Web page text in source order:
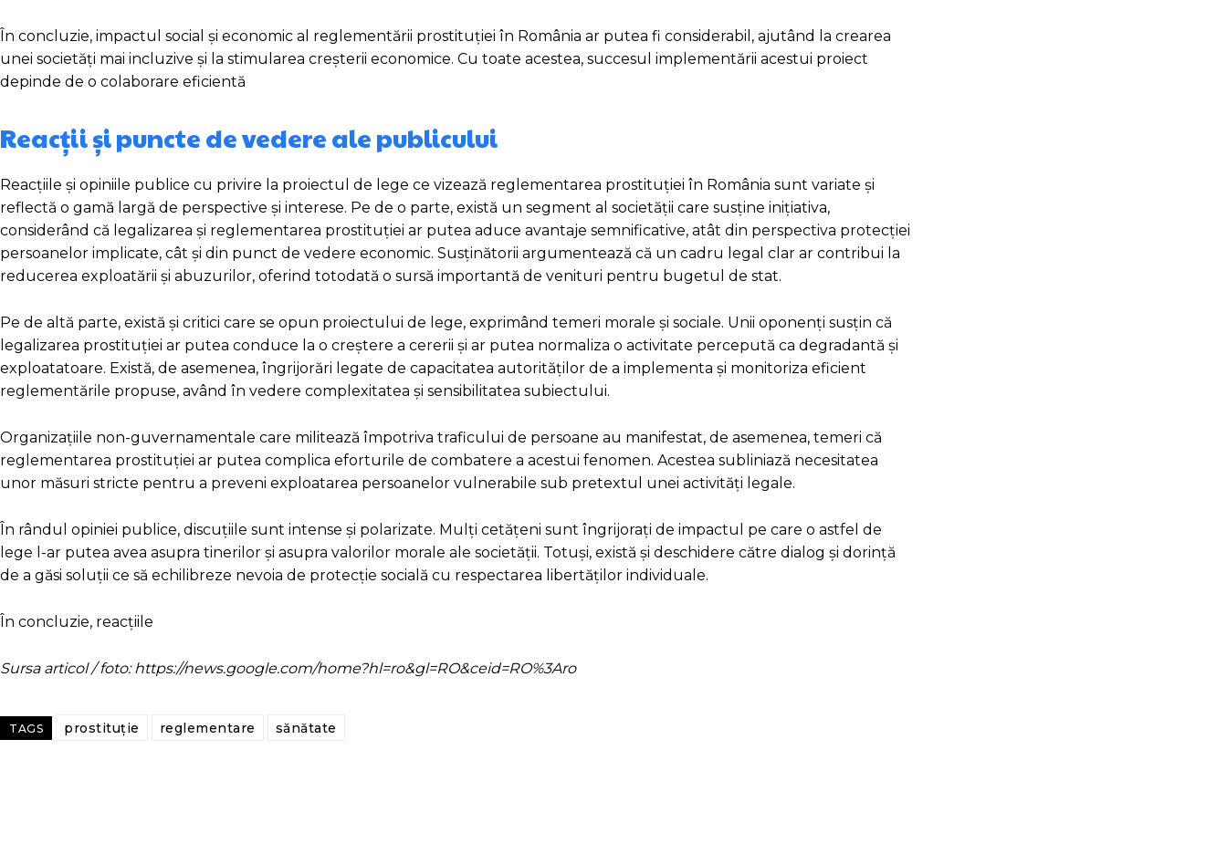
În concluzie, impactul social și economic al reglementării prostituției în România ar putea fi considerabil, ajutând la crearea
unei societăți mai incluzive și la stimularea creșterii economice. Cu toate acestea, succesul implementării acestui proiect
depinde de o colaborare eficientă
Reacții și puncte de vedere ale publicului
Reacțiile și opiniile publice cu privire la proiectul de lege ce vizează reglementarea prostituției în România sunt variate și
reflectă o gamă largă de perspective și interese. Pe de o parte, există un segment al societății care susține inițiativa,
considerând că legalizarea și reglementarea prostituției ar putea aduce avantaje semnificative, atât din perspectiva protecției
persoanelor implicate, cât și din punct de vedere economic. Susținătorii argumentează că un cadru legal clar ar contribui la
reducerea exploatării și abuzurilor, oferind totodată o sursă importantă de venituri pentru bugetul de stat.
Pe de altă parte, există și critici care se opun proiectului de lege, exprimând temeri morale și sociale. Unii oponenți susțin că
legalizarea prostituției ar putea conduce la o creștere a cererii și ar putea normaliza o activitate percepută ca degradantă și
exploatatoare. Există, de asemenea, îngrijorări legate de capacitatea autorităților de a implementa și monitoriza eficient
reglementările propuse, având în vedere complexitatea și sensibilitatea subiectului.
Organizațiile non-guvernamentale care militează împotriva traficului de persoane au manifestat, de asemenea, temeri că
reglementarea prostituției ar putea complica eforturile de combatere a acestui fenomen. Acestea subliniază necesitatea
unor măsuri stricte pentru a preveni exploatarea persoanelor vulnerabile sub pretextul unei activități legale.
În rândul opiniei publice, discuțiile sunt intense și polarizate. Mulți cetățeni sunt îngrijorați de impactul pe care o astfel de
lege l-ar putea avea asupra tinerilor și asupra valorilor morale ale societății. Totuși, există și deschidere către dialog și dorință
de a găsi soluții ce să echilibreze nevoia de protecție socială cu respectarea libertăților individuale.
În concluzie, reacțiile
Sursa articol / foto: https://news.google.com/home?hl=ro&gl=RO&ceid=RO%3Aro
TAGS prostituție reglementare sănătate